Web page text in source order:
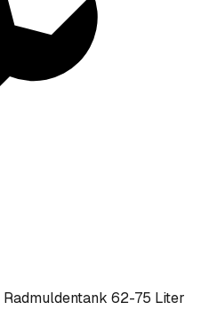
Radmuldentank 62-75 Liter